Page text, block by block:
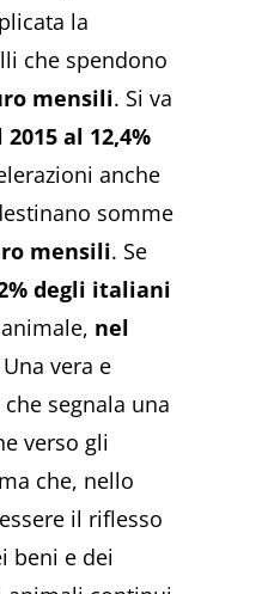
la
che spendono
mensili. Si va
al 12,4%
anche
somme
mensili. Se
degli italiani
nel
Una vera e
segnala una
verso gli
che, nello
il riflesso
beni e dei